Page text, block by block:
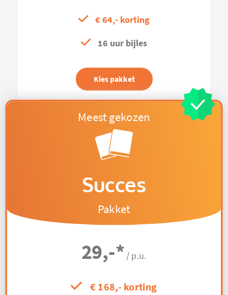
€ 64,- korting
16 uur bijles
Kies pakket
Succes
Pakket
29,-* / p.u.
€ 168,- korting